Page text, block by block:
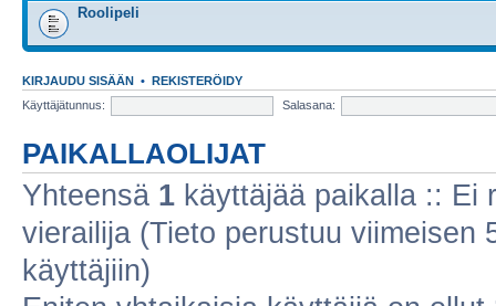
Roolipeli
KIRJAUDU SISÄÄN • REKISTERÖIDY
Käyttäjätunnus:
Salasana:
PAIKALLAOLIJAT
Yhteensä 1 käyttäjää paikalla :: Ei
vierailija (Tieto perustuu viimeisen
käyttäjiin)